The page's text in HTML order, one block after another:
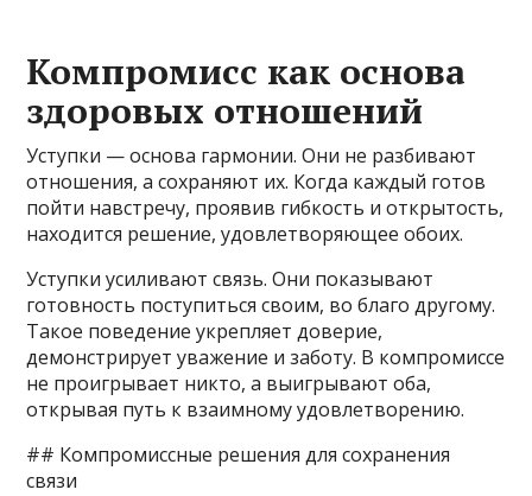
Компромисс как основа
здоровых отношений
Уступки — основа гармонии. Они не разбивают
отношения, а сохраняют их. Когда каждый готов
пойти навстречу, проявив гибкость и открытость,
находится решение, удовлетворяющее обоих.
Уступки усиливают связь. Они показывают
готовность поступиться своим, во благо другому.
Такое поведение укрепляет доверие,
демонстрирует уважение и заботу. В компромиссе
не проигрывает никто, а выигрывают оба,
открывая путь к взаимному удовлетворению.
## Компромиссные решения для сохранения
связи